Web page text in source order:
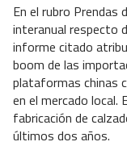
En el rubro Prendas
interanual respecto
informe citado
boom de las
plataformas chinas
en el mercado
fabricación de
últimos dos años.